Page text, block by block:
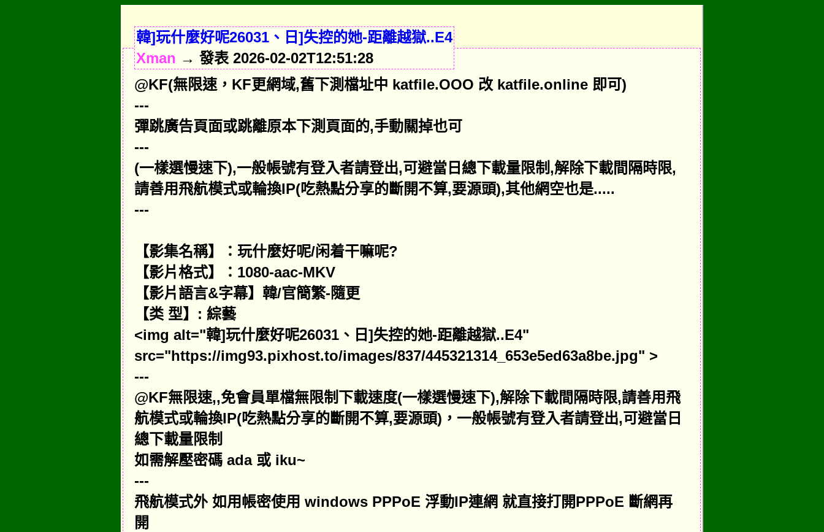
韓]玩什麼好呢26031、日]失控的她-距離越獄..E4
Xman → 發表 2026-02-02T12:51:28
@KF(無限速，KF更網域,舊下測檔址中 katfile.OOO 改 katfile.online 即可)
---
彈跳廣告頁面或跳離原本下測頁面的,手動關掉也可
---
(一樣選慢速下),一般帳號有登入者請登出,可避當日總下載量限制,解除下載間隔時限,
請善用飛航模式或輪換IP(吃熱點分享的斷開不算,要源頭),其他網空也是.....
---
【影集名稱】：玩什麼好呢/闲着干嘛呢?
【影片格式】：1080-aac-MKV
【影片語言&字幕】韓/官簡繁-隨更
【类 型】: 綜藝
<img alt="韓]玩什麼好呢26031、日]失控的她-距離越獄..E4"
src="https://img93.pixhost.to/images/837/445321314_653e5ed63a8be.jpg" >
---
@KF無限速,,免會員單檔無限制下載速度(一樣選慢速下),解除下載間隔時限,請善用飛
航模式或輪換IP(吃熱點分享的斷開不算,要源頭)，一般帳號有登入者請登出,可避當日
總下載量限制
如需解壓密碼 ada 或 iku~
---
飛航模式外 如用帳密使用 windows PPPoE 浮動IP連網 就直接打開PPPoE 斷網再
開